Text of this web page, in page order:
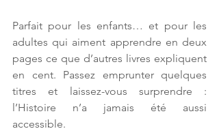
Parfait pour les enfants… et pour les
adultes qui aiment apprendre en deux
pages ce que d’autres livres expliquent
en cent. Passez emprunter quelques
titres et laissez-vous surprendre :
l’Histoire n’a jamais été aussi
accessible.